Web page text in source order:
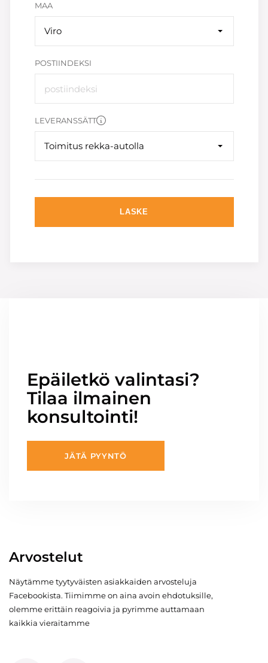
MAA
Viro
POSTIINDEKSI
LEVERANSSÄTT
Toimitus rekka-autolla
LASKE
Epäiletkö valintasi?
Tilaa ilmainen
konsultointi!
JÄTÄ PYYNTÖ
Arvostelut
Näytämme tyytyväisten asiakkaiden arvosteluja
Facebookista. Tiimimme on aina avoin ehdotuksille,
olemme erittäin reagoivia ja pyrimme auttamaan
kaikkia vieraitamme